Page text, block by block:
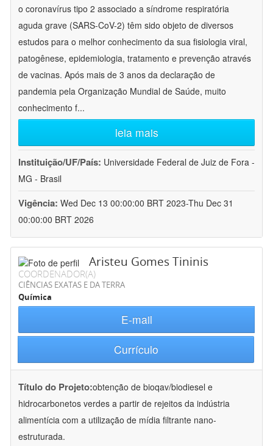
o coronavírus tipo 2 associado a síndrome respiratória
aguda grave (SARS-CoV-2) têm sido objeto de diversos
estudos para o melhor conhecimento da sua fisiologia viral,
patogênese, epidemiologia, tratamento e prevenção através
de vacinas. Após mais de 3 anos da declaração de
pandemia pela Organização Mundial de Saúde, muito
conhecimento f...
leia mais
Instituição/UF/País: Universidade Federal de Juiz de Fora -
MG - Brasil
Vigência: Wed Dec 13 00:00:00 BRT 2023-Thu Dec 31
00:00:00 BRT 2026
Aristeu Gomes Tininis
COORDENADOR(A)
CIÊNCIAS EXATAS E DA TERRA
Química
E-mail
Currículo
Título do Projeto:obtenção de bioqav/biodiesel e
hidrocarbonetos verdes a partir de rejeitos da indústria
alimentícia com a utilização de mídia filtrante nano-
estruturada.